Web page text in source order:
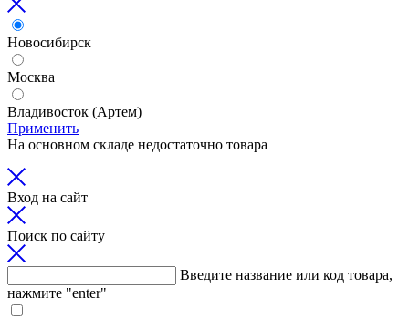
Новосибирск
Москва
Владивосток (Артем)
Применить
На основном складе недостаточно товара
Вход на сайт
Поиск по сайту
Введите название или код товара,
нажмите "enter"